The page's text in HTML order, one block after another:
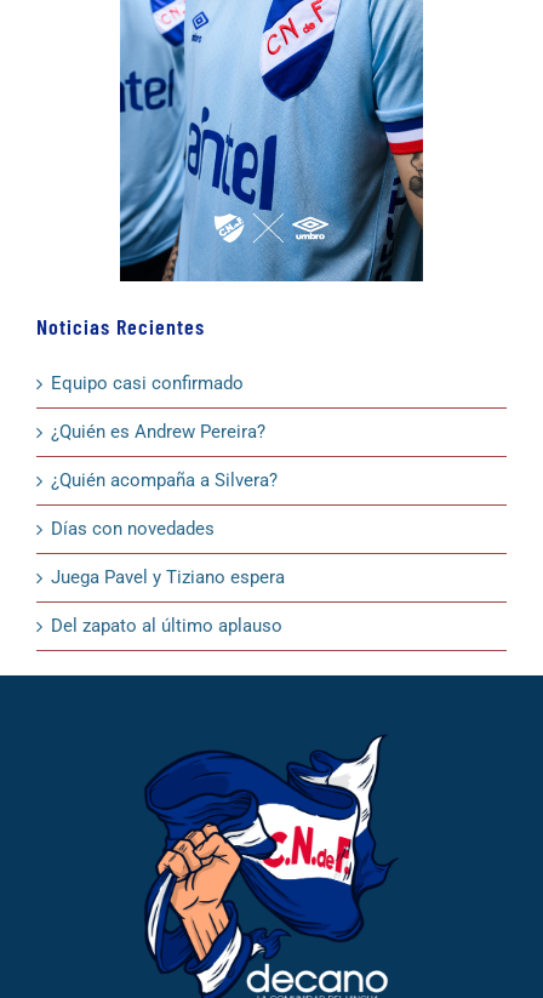
Noticias Recientes
Equipo casi confirmado
¿Quién es Andrew Pereira?
¿Quién acompaña a Silvera?
Días con novedades
Juega Pavel y Tiziano espera
Del zapato al último aplauso